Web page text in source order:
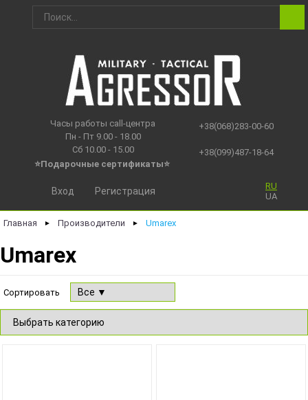
Часы работы call-центра
Пн - Пт 9.00 - 18.00
Сб 10.00 - 15.00
⭐Подарочные сертификаты⭐
+38(068)283-00-60
+38(099)487-18-64
RU
UA
Вход Регистрация
Главная ► Производители ► Umarex
Umarex
Сортировать